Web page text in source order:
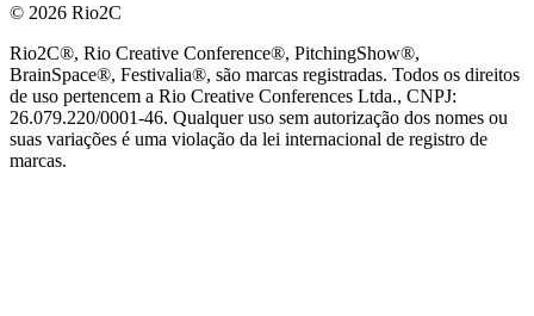
© 2026 Rio2C
Rio2C®, Rio Creative Conference®, PitchingShow®,
BrainSpace®, Festivalia®, são marcas registradas. Todos os direitos
de uso pertencem a Rio Creative Conferences Ltda., CNPJ:
26.079.220/0001-46. Qualquer uso sem autorização dos nomes ou
suas variações é uma violação da lei internacional de registro de
marcas.